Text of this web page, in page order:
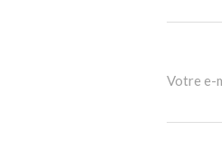
Votre e-